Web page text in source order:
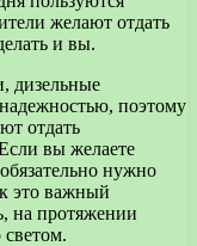
желают отдать
и вы.
дизельные
поэтому
отдать
вы желаете
нужно
это важный
на протяжении
светом.